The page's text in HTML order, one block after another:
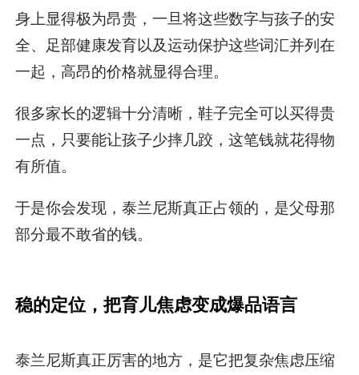
身上显得极为昂贵，一旦将这些数字与孩子的安
全、足部健康发育以及运动保护这些词汇并列在
一起，高昂的价格就显得合理。
很多家长的逻辑十分清晰，鞋子完全可以买得贵
一点，只要能让孩子少摔几跤，这笔钱就花得物
有所值。
于是你会发现，泰兰尼斯真正占领的，是父母那
部分最不敢省的钱。
稳的定位，把育儿焦虑变成爆品语言
泰兰尼斯真正厉害的地方，是它把复杂焦虑压缩